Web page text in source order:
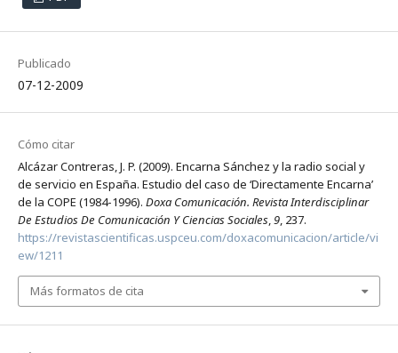
Publicado
07-12-2009
Cómo citar
Alcázar Contreras, J. P. (2009). Encarna Sánchez y la radio social y
de servicio en España. Estudio del caso de ‘Directamente Encarna’
de la COPE (1984-1996). Doxa Comunicación. Revista Interdisciplinar
De Estudios De Comunicación Y Ciencias Sociales,9, 237.
https://revistascientificas.uspceu.com/doxacomunicacion/article/vi
ew/1211
Más formatos de cita